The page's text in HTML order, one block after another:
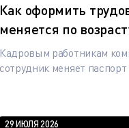
Как оформить
меняется по
Кадровым работникам
сотрудник меняет
29 ИЮЛЯ 2026